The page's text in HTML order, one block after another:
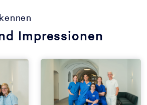
Impressionen